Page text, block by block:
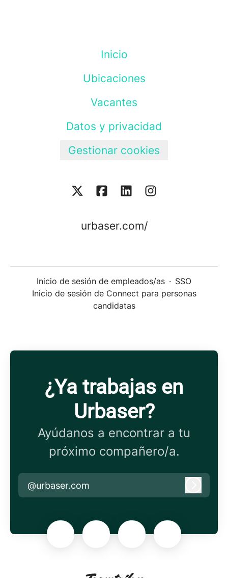
Inicio
Ubicaciones
Vacantes
Datos y privacidad
Gestionar cookies
urbaser.com/
Inicio de sesión de empleados/as · SSO
Inicio de sesión de Connect para personas
candidatas
¿Ya trabajas en
Urbaser?
Ayúdanos a encontrar a tu
próximo compañero/a.
@urbaser.com